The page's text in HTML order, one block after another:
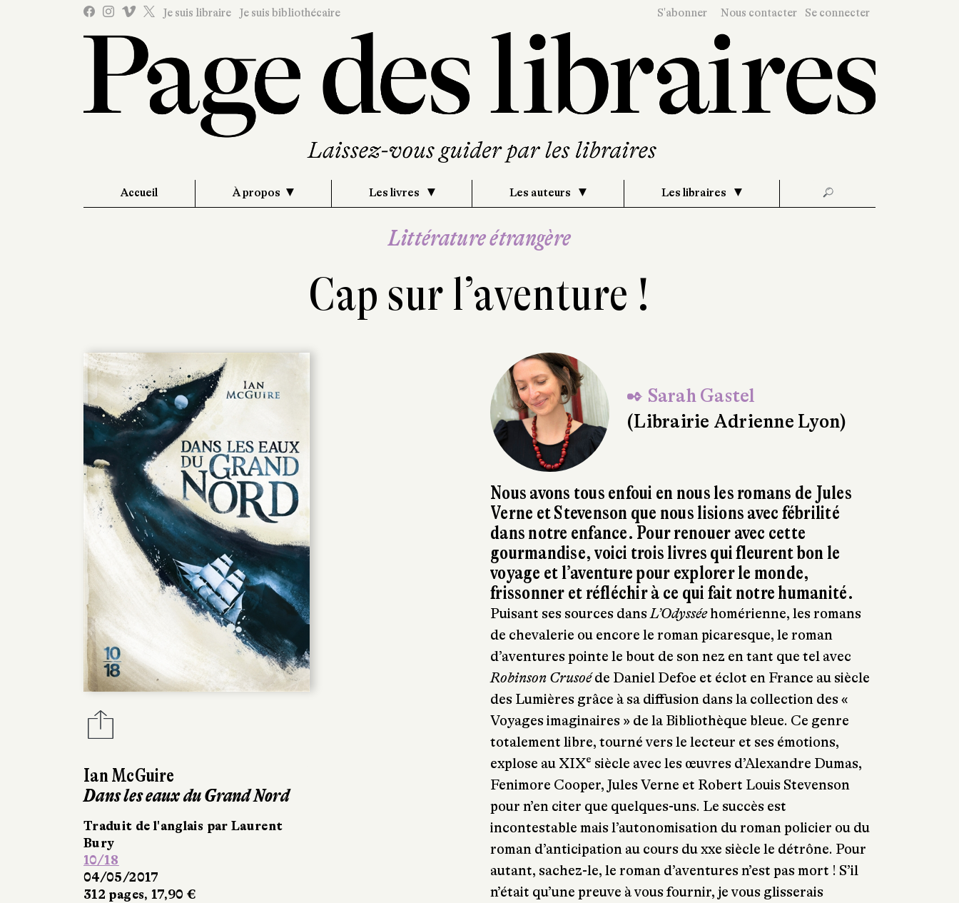
Je suis libraire Je suis bibliothécaire S'abonner Nous contacter Se connecter
Accueil À propos Les livres Les auteurs Les libraires 🔎
Littérature étrangère
Cap sur l’aventure !
Ian McGuire
Dans les eaux du Grand Nord
Traduit de l'anglais par Laurent
Bury
10/18
04/05/2017
312 pages, 17,90 €
✒ Sarah Gastel
(Librairie Adrienne Lyon)
Nous avons tous enfoui en nous les romans de Jules
Verne et Stevenson que nous lisions avec fébrilité
dans notre enfance. Pour renouer avec cette
gourmandise, voici trois livres qui fleurent bon le
voyage et l’aventure pour explorer le monde,
frissonner et réfléchir à ce qui fait notre humanité.
Puisant ses sources dansL’Odysséehomérienne, les romans
de chevalerie ou encore le roman picaresque, le roman
d’aventures pointe le bout de son nez en tant que tel avec
Robinson Crusoéde Daniel Defoe et éclot en France au siècle
des Lumières grâce à sa diffusion dans la collection des «
Voyages imaginaires » de la Bibliothèque bleue. Ce genre
totalement libre, tourné vers le lecteur et ses émotions,
explose au XIXe siècle avec les œuvres d’Alexandre Dumas,
Fenimore Cooper, Jules Verne et Robert Louis Stevenson
pour n’en citer que quelques-uns. Le succès est
incontestable mais l’autonomisation du roman policier ou du
roman d’anticipation au cours du xxe siècle le détrône. Pour
autant, sachez-le, le roman d’aventures n’est pas mort ! S’il
n’était qu’une preuve à vous fournir, je vous glisserais